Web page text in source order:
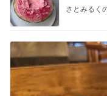
さとみるく